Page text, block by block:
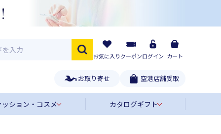
お気に入りクーポンログイン カート
お取り寄せ 空港店舗受取
ッション・コスメ カタログギフト